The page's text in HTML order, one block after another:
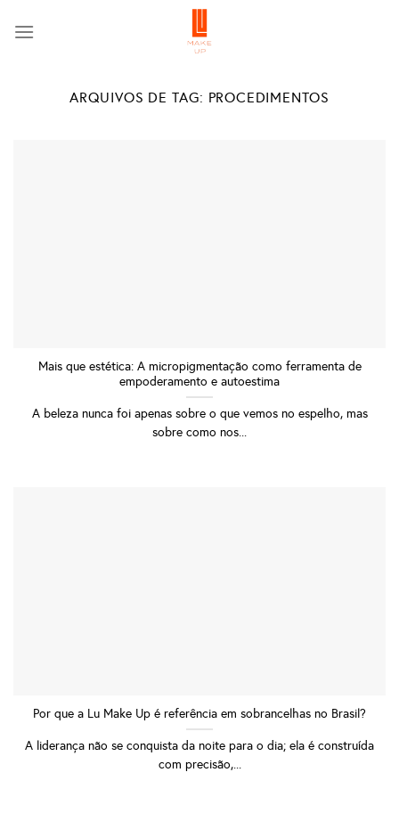
ARQUIVOS DE TAG: PROCEDIMENTOS
Mais que estética: A micropigmentação como ferramenta de
empoderamento e autoestima
A beleza nunca foi apenas sobre o que vemos no espelho, mas
sobre como nos...
Por que a Lu Make Up é referência em sobrancelhas no Brasil?
A liderança não se conquista da noite para o dia; ela é construída
com precisão,...